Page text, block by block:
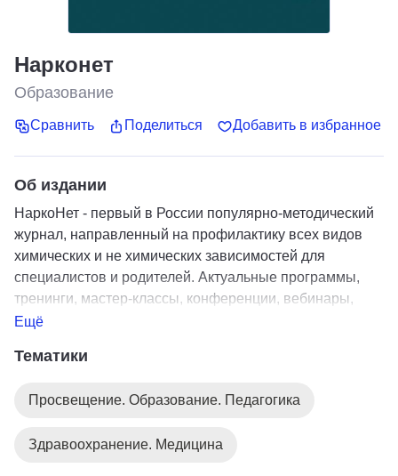
Нарконет
Образование
Сравнить Поделиться Добавить в избранное
Об издании
НаркоНет - первый в России популярно-методический
журнал, направленный на профилактику всех видов
химических и не химических зависимостей для
специалистов и родителей. Актуальные программы,
тренинги, мастер-классы, конференции, вебинары,
интервью.
Ещё
Тематики
Просвещение. Образование. Педагогика
Здравоохранение. Медицина